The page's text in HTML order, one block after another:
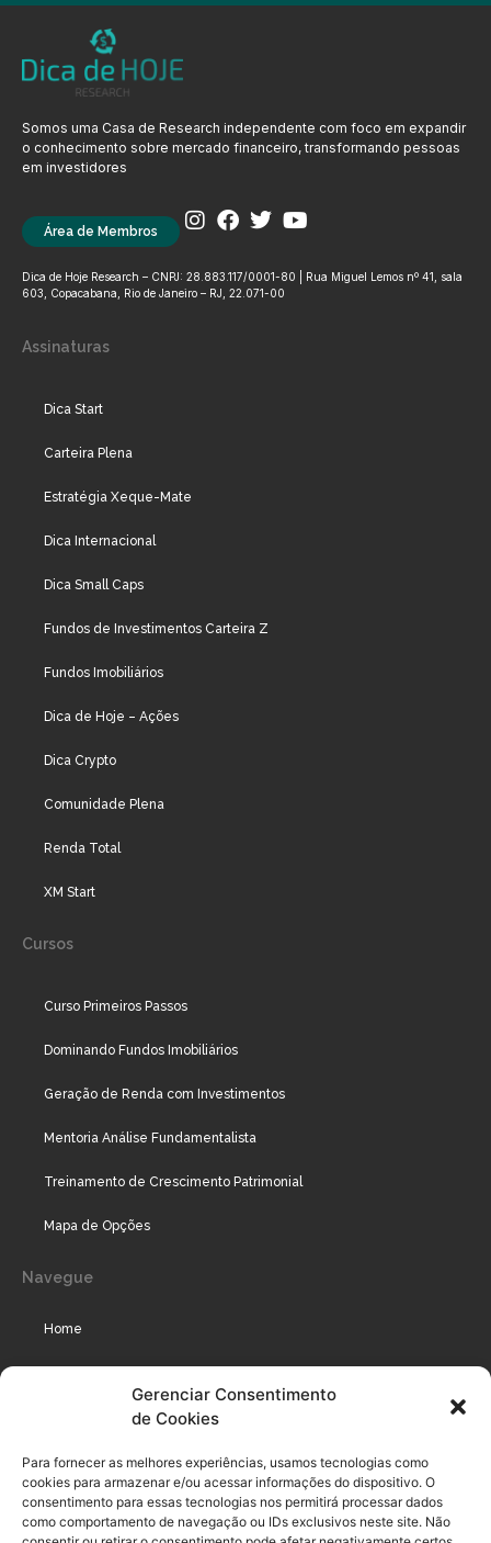
Gerenciar Consentimento
de Cookies
Para fornecer as melhores experiências, usamos tecnologias como
cookies para armazenar e/ou acessar informações do dispositivo. O
consentimento para essas tecnologias nos permitirá processar dados
como comportamento de navegação ou IDs exclusivos neste site. Não
Somos uma Casa de Research independente com foco em expandir
o conhecimento sobre mercado financeiro, transformando pessoas
em investidores
Área de Membros
Dica de Hoje Research – CNPJ: 28.883.117/0001-80 | Rua Miguel Lemos nº 41, sala
603, Copacabana, Rio de Janeiro – RJ, 22.071-00
Assinaturas
Dica Start
Carteira Plena
Estratégia Xeque-Mate
Dica Internacional
Dica Small Caps
Fundos de Investimentos Carteira Z
Fundos Imobiliários
Dica de Hoje – Ações
Dica Crypto
Comunidade Plena
Renda Total
XM Start
Cursos
Curso Primeiros Passos
Dominando Fundos Imobiliários
Geração de Renda com Investimentos
Mentoria Análise Fundamentalista
Treinamento de Crescimento Patrimonial
Mapa de Opções
Navegue
Home
Podcast
Legal